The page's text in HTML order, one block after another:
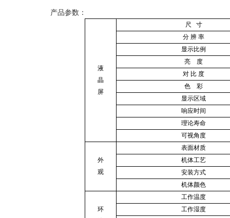
产品参数：
液
晶
屏
尺 寸
分 辨 率
显示比例
亮 度
对 比 度
色 彩
显示区域
响应时间
理论寿命
可视角度
外
观
表面材质
机体工艺
安装方式
机体颜色
环
工作温度
工作湿度